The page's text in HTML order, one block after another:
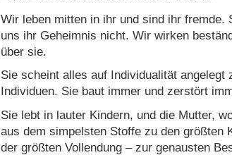
Wir leben mitten in ihr und sind ihr
uns ihr Geheimnis nicht. Wir wirken
über sie.
Sie scheint alles auf Individualität
Individuen. Sie baut immer und zerstört
Sie lebt in lauter Kindern, und die Mutter,
aus dem simpelsten Stoffe zu den größten
der größten Vollendung – zur genausten